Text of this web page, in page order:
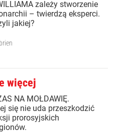
zależy stworzenie
– twierdzą eksperci.
jakiej?
więcej
NA MOŁDAWIĘ.
się nie uda przeszkodzić
prorosyjskich